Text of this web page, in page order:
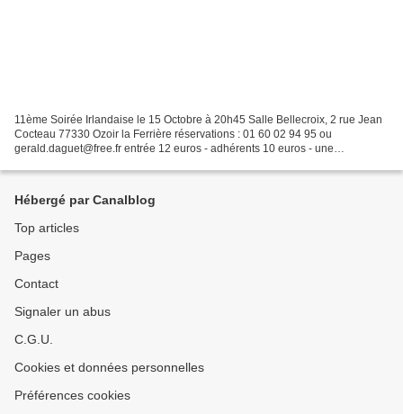
11ème Soirée Irlandaise le 15 Octobre à 20h45 Salle Bellecroix, 2 rue Jean
Cocteau 77330 Ozoir la Ferrière réservations : 01 60 02 94 95 ou
gerald.daguet@free.fr entrée 12 euros - adhérents 10 euros - une
Hébergé par Canalblog
Top articles
Pages
Contact
Signaler un abus
C.G.U.
Cookies et données personnelles
Préférences cookies